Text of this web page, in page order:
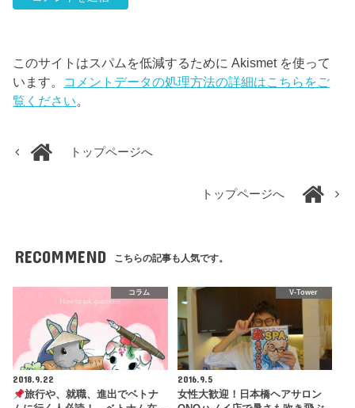
このサイトはスパムを低減するために Akismet を使って
います。 コメントデータの処理方法の詳細はこちらをご
覧ください。
トップページへ
トップページへ
RECOMMEND こちらの記事も人気です。
コラム
2018.9.22
旅行や、就職、進出でベトナ
V-Tower
2016.9.5
女性大歓迎！日本橋ヘアサロン